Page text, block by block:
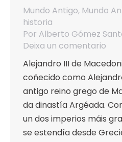
Mundo Antigo, Mundo
historia
Por Alberto Gómez
Deixa un comentario
Alejandro III de
coñecido como
antigo reino grego de
da dinastía Argéada.
un dos imperios máis
se estendía desde